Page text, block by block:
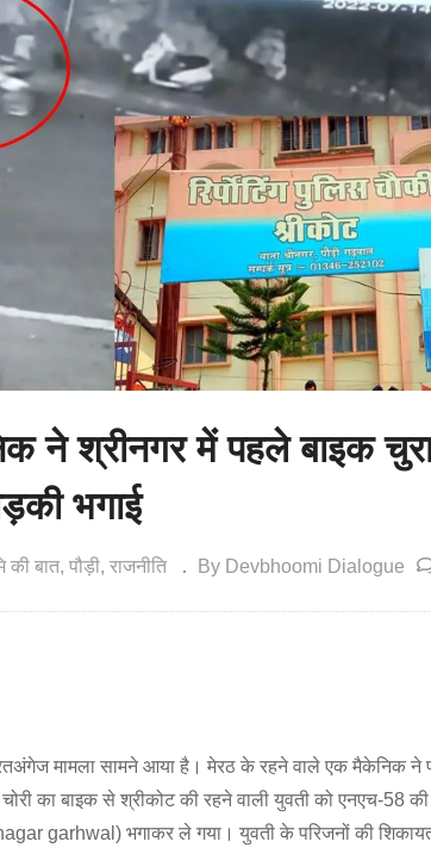
ने श्रीनगर में पहले बाइक
भगाई
की बात पौड़ी राजनीति By Devbhoomi Dialogue
मामला सामने आया है। मेरठ के रहने वाले एक मैकेनिक ने
का बाइक से श्रीकोट की रहने वाली युवती को एनएच-58
garhwal) भगाकर ले गया। युवती के परिजनों की